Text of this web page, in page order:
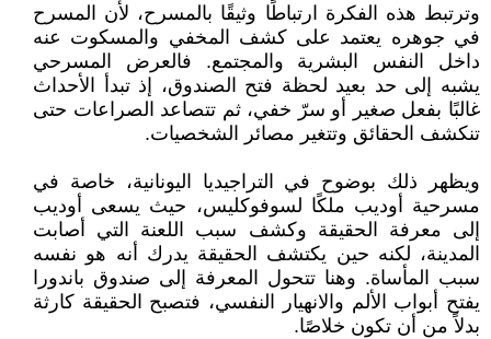
وترتبط هذه الفكرة ارتباطًا وثيقًا بالمسرح، لأن المسرح
في جوهره يعتمد على كشف المخفي والمسكوت عنه
داخل النفس البشرية والمجتمع. فالعرض المسرحي
يشبه إلى حد بعيد لحظة فتح الصندوق، إذ تبدأ الأحداث
غالبًا بفعل صغير أو سرّ خفي، ثم تتصاعد الصراعات حتى
تنكشف الحقائق وتتغير مصائر الشخصيات.
ويظهر ذلك بوضوح في التراجيديا اليونانية، خاصة في
مسرحية أوديب ملكًا لسوفوكليس، حيث يسعى أوديب
إلى معرفة الحقيقة وكشف سبب اللعنة التي أصابت
المدينة، لكنه حين يكتشف الحقيقة يدرك أنه هو نفسه
سبب المأساة. وهنا تتحول المعرفة إلى صندوق باندورا
يفتح أبواب الألم والانهيار النفسي، فتصبح الحقيقة كارثة
بدلاً من أن تكون خلاصًا.